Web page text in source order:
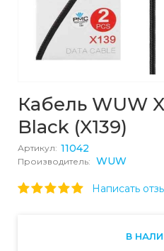
Кабель WUW
Black (X139)
Артикул: 11042
Производитель: WUW
Написать
В